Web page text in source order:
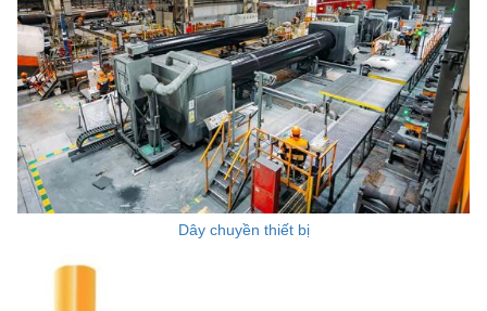
Dây chuyền thiết bị